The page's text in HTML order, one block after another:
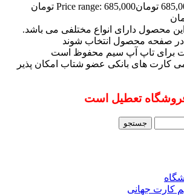
تومان
Price range: 685,000 تومان
این محصول دارای انواع مختلفی می باشد.
صفحه محصول انتخاب شوند
برای تاپ آپ سیم محفوظ است
کارت های بانکی عضو شتاب امکان پذیر
تعطیل است
جستجو
کارت جهانی